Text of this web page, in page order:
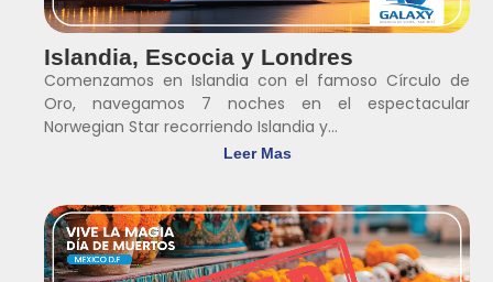
Islandia, Escocia y Londres
Comenzamos en Islandia con el famoso Círculo de
Oro, navegamos 7 noches en el espectacular
Norwegian Star recorriendo Islandia y...
Leer Mas